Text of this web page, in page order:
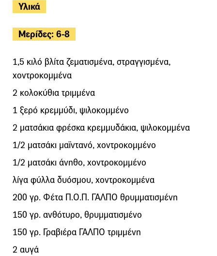
Υλικά
Μερίδες: 6-8
1,5 κιλό βλίτα ζεματισμένα, στραγγισμένα,
χοντροκομμένα
2 κολοκύθια τριμμένα
1 ξερό κρεμμύδι, ψιλοκομμένο
2 ματσάκια φρέσκα κρεμμυδάκια, ψιλοκομμένα
1/2 ματσάκι μαϊντανό, χοντροκομμένο
1/2 ματσάκι άνηθο, χοντροκομμένο
λίγα φύλλα δυόσμου, χοντροκομμένα
200 γρ. Φέτα Π.Ο.Π. ΓΑΛΠΟ θρυμματισμένη
150 γρ. ανθότυρο, θρυμματισμένο
150 γρ. Γραβιέρα ΓΑΛΠΟ τριμμένη
2 αυγά